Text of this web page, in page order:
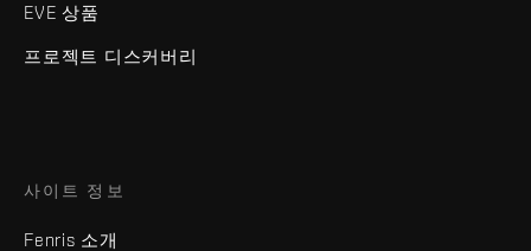
EVE 상품
프로젝트 디스커버리
사이트 정보
Fenris 소개